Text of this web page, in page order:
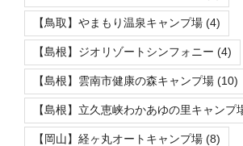
【鳥取】やまもり温泉キャンプ場 (4)
【島根】ジオリゾートシンフォニー (4)
【島根】雲南市健康の森キャンプ場 (10)
【島根】立久恵峡わかあゆの里キャンプ
【岡山】経ヶ丸オートキャンプ場 (8)